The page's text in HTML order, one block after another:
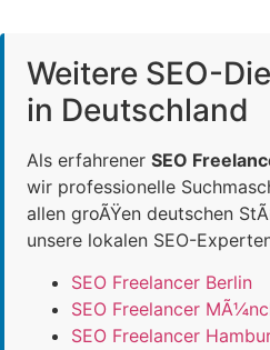
Weitere SEO-
in Deutschland
Als erfahrener SEO
wir professionelle
allen groÃŸen deutschen
unsere lokalen SEO-
SEO Freelancer Berlin
SEO Freelancer
SEO Freelancer